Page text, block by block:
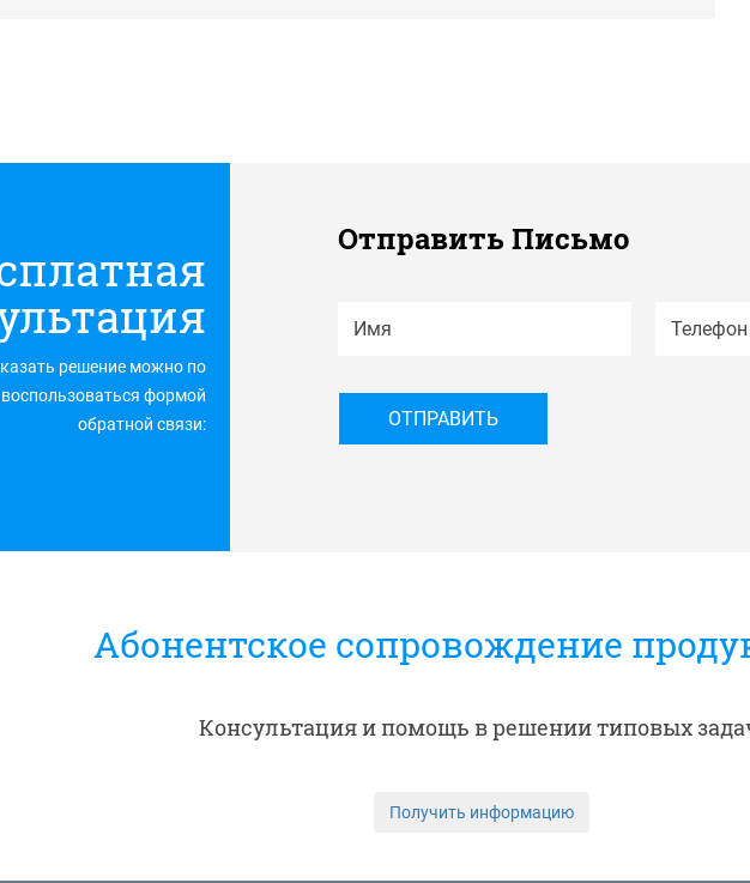
решение можно по
формой
обратной связи:
Отправить Письмо
Абонентское сопровождение
Консультация и помощь в решении типовых
Получить информацию